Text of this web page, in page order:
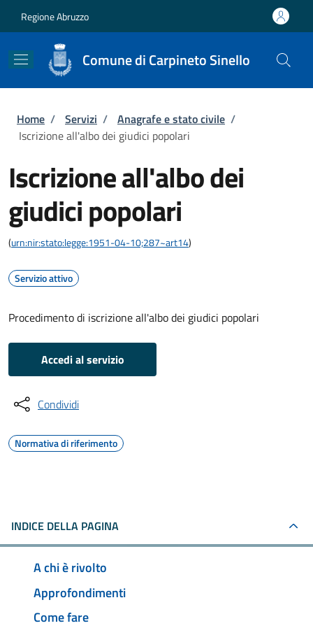
Regione Abruzzo
Comune di Carpineto Sinello
Briciole di pane
Home / Servizi / Anagrafe e stato civile /
Iscrizione all'albo dei giudici popolari
Iscrizione all'albo dei
giudici popolari
(urn:nir:stato:legge:1951-04-10;287~art14)
Servizio attivo
Procedimento di iscrizione all'albo dei giudici popolari
Accedi al servizio
Condividi
Normativa di riferimento
INDICE DELLA PAGINA
A chi è rivolto
Approfondimenti
Come fare